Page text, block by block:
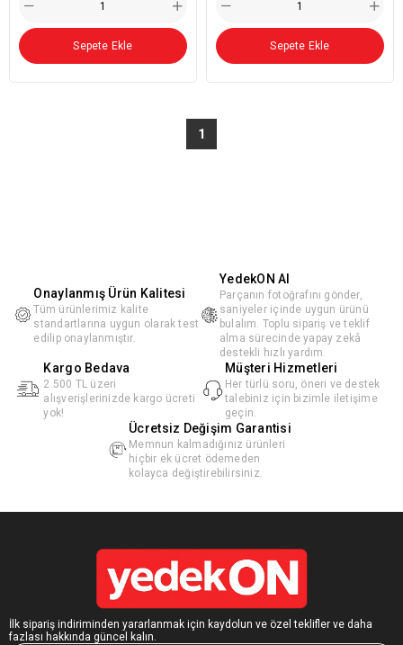
Sepete Ekle Sepete Ekle
1
Onaylanmış Ürün Kalitesi
Tüm ürünlerimiz kalite
standartlarına uygun olarak test
edilip onaylanmıştır.
YedekON AI
Parçanın fotoğrafını gönder,
saniyeler içinde uygun ürünü
bulalım. Toplu sipariş ve teklif
alma sürecinde yapay zekâ
destekli hızlı yardım.
Kargo Bedava
2.500 TL üzeri
alışverişlerinizde kargo ücreti
yok!
Müşteri Hizmetleri
Her türlü soru, öneri ve destek
talebiniz için bizimle iletişime
geçin.
Ücretsiz Değişim Garantisi
Memnun kalmadığınız ürünleri
hiçbir ek ücret ödemeden
kolayca değiştirebilirsiniz.
İlk sipariş indiriminden yararlanmak için kaydolun ve özel teklifler ve daha
fazlası hakkında güncel kalın.